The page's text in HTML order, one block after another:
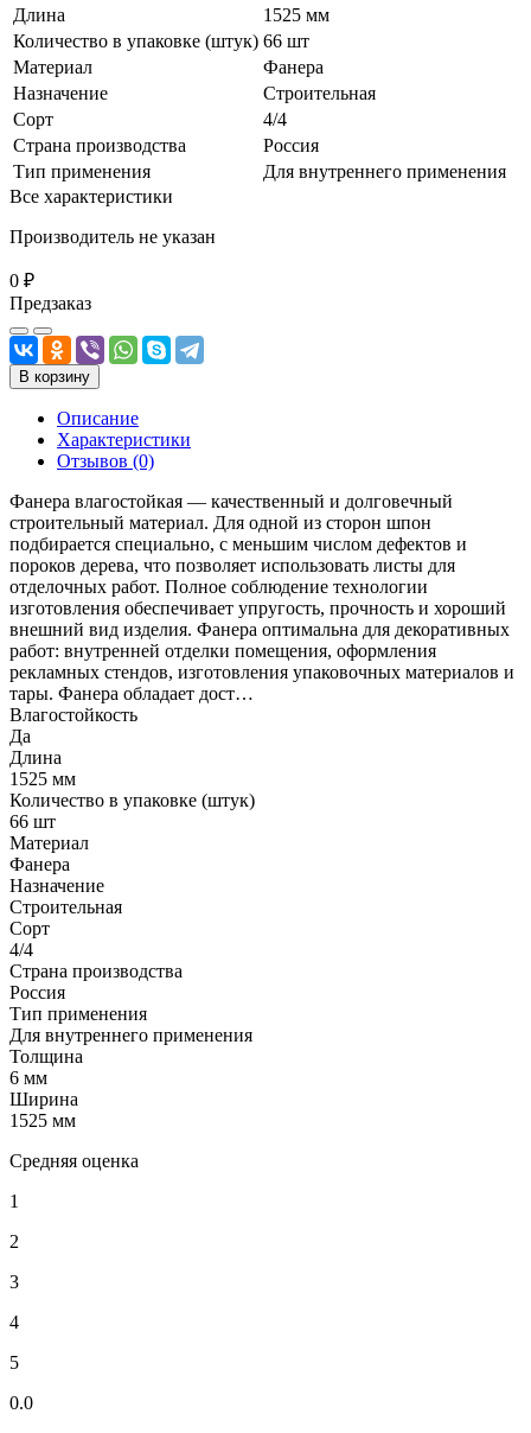
Длина
1525 мм
Количество в упаковке (штук) 66 шт
Материал
Фанера
Назначение
Строительная
Сорт
4/4
Страна производства
Россия
Тип применения
Для внутреннего применения
Все характеристики
Производитель не указан
0 ₽
Предзаказ
В корзину
Описание
Характеристики
Отзывов (0)
Фанера влагостойкая — качественный и долговечный
строительный материал. Для одной из сторон шпон
подбирается специально, с меньшим числом дефектов и
пороков дерева, что позволяет использовать листы для
отделочных работ. Полное соблюдение технологии
изготовления обеспечивает упругость, прочность и хороший
внешний вид изделия. Фанера оптимальна для декоративных
работ: внутренней отделки помещения, оформления
рекламных стендов, изготовления упаковочных материалов и
тары. Фанера обладает дост…
Влагостойкость
Да
Длина
1525 мм
Количество в упаковке (штук)
66 шт
Материал
Фанера
Назначение
Строительная
Сорт
4/4
Страна производства
Россия
Тип применения
Для внутреннего применения
Толщина
6 мм
Ширина
1525 мм
Средняя оценка
1
2
3
4
5
0.0